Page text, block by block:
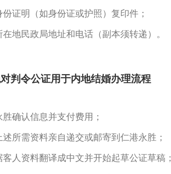
证明（如身份证或护照）复印件；
地民政局地址和电话（副本须转递）。
判令公证用于内地结婚办理流程
确认信息并支付费用；
所需资料亲自递交或邮寄到仁港永胜；
人资料翻译成中文并开始起草公证草稿；